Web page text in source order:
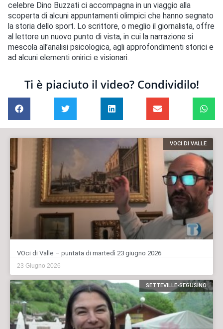
celebre Dino Buzzati ci accompagna in un viaggio alla
scoperta di alcuni appuntamenti olimpici che hanno segnato
la storia dello sport. Lo scrittore, o meglio il giornalista, offre
al lettore un nuovo punto di vista, in cui la narrazione si
mescola all’analisi psicologica, agli approfondimenti storici e
ad alcuni elementi onirici e visionari.
Ti è piaciuto il video? Condividilo!
VOCI DI VALLE
VOci di Valle – puntata di martedì 23 giugno 2026
23 Giugno 2026
SETTEVILLE-SEGUSINO